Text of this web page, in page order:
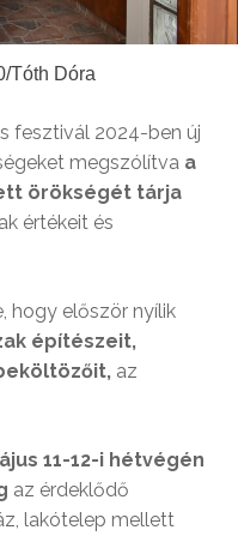
Tóth Dóra
fesztivál 2024-ben új
megszólítva a
örökségét tárja
értékeit és
hogy először nyílik
építészeit,
az
11-12-i hétvégén
az érdeklődő
lakótelep mellett